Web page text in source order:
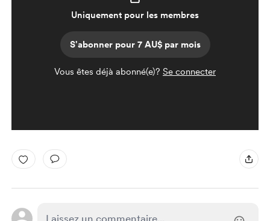
Uniquement pour les membres
S'abonner pour 7 AU$ par mois
Vous êtes déjà abonné(e)? Se connecter